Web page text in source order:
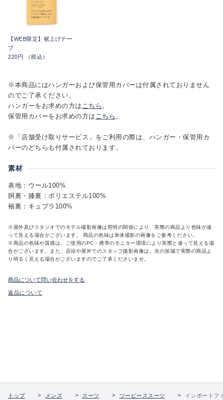
【WEB限定】裾上げテー
プ
220円 （税込）
※本商品にはハンガーおよび保管用カバーは付属されておりません
のでご了承ください。
ハンガーをお求めの方は こちら 。
保管用カバーをお求めの方は こちら 。
※「店舗受け取りサービス」をご利用の際は、ハンガー・保管用カ
バーのどちらも付属されております。
素材
表地：ウール100%
胴裏・膝裏：ポリエステル100%
袖裏：キュプラ100%
※屋外及びスタジオでのモデル撮影画像は照明の関係により、実際の商品より色味が違
って見える場合がございます。 商品の色味は単体撮影の画像をご参考ください。
※商品の色味や質感は、ご使用のPC・携帯のモニター環境により実際と違って見える場
合がございます。また、店頭や屋外でのスタッフ撮影画像は、光の加減で実際の商品よ
り明るく見える場合がございますのでご了承くださいませ。
商品について問い合わせをする
返品について
トップ メンズ スーツ ツーピーススーツ インポートフ